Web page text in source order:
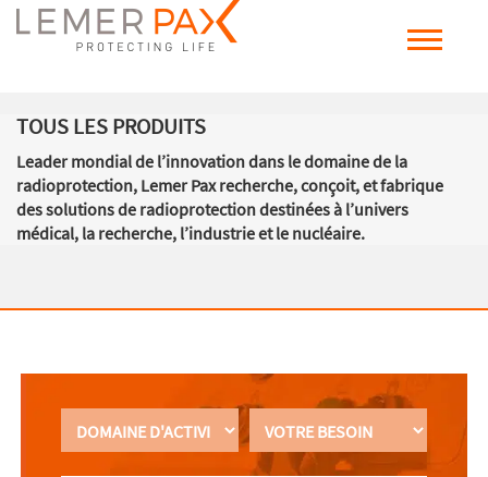
TOUS LES PRODUITS
Leader mondial de l’innovation dans le domaine de la
radioprotection, Lemer Pax recherche, conçoit, et fabrique
des solutions de radioprotection destinées à l’univers
médical, la recherche, l’industrie et le nucléaire.